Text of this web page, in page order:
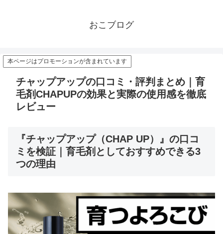
おこブログ
本ページはプロモーションが含まれています
チャップアップの口コミ・評判まとめ｜育
毛剤CHAPUPの効果と実際の使用感を徹底
レビュー
『チャップアップ（CHAP UP）』の口コ
ミを検証｜育毛剤としておすすめできる3
つの理由